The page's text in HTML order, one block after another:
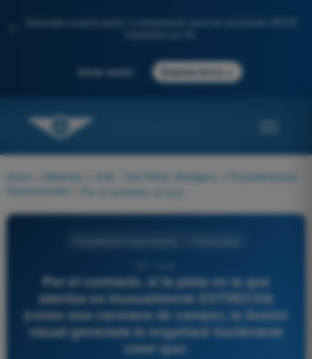
Descubre nuestro portal: tu preparación para los exámenes AESA
Iniciar sesión Empieza ahora
Home Materias ULM - Test Piloto Ultraligero
Procedimientos
Operacionales
Por el contrario, si la pista en la que
aterriza es inusualmente ESTRECHA
(como una carretera de campo), la ilusión
visual generada le engañará haciéndole
creer que: